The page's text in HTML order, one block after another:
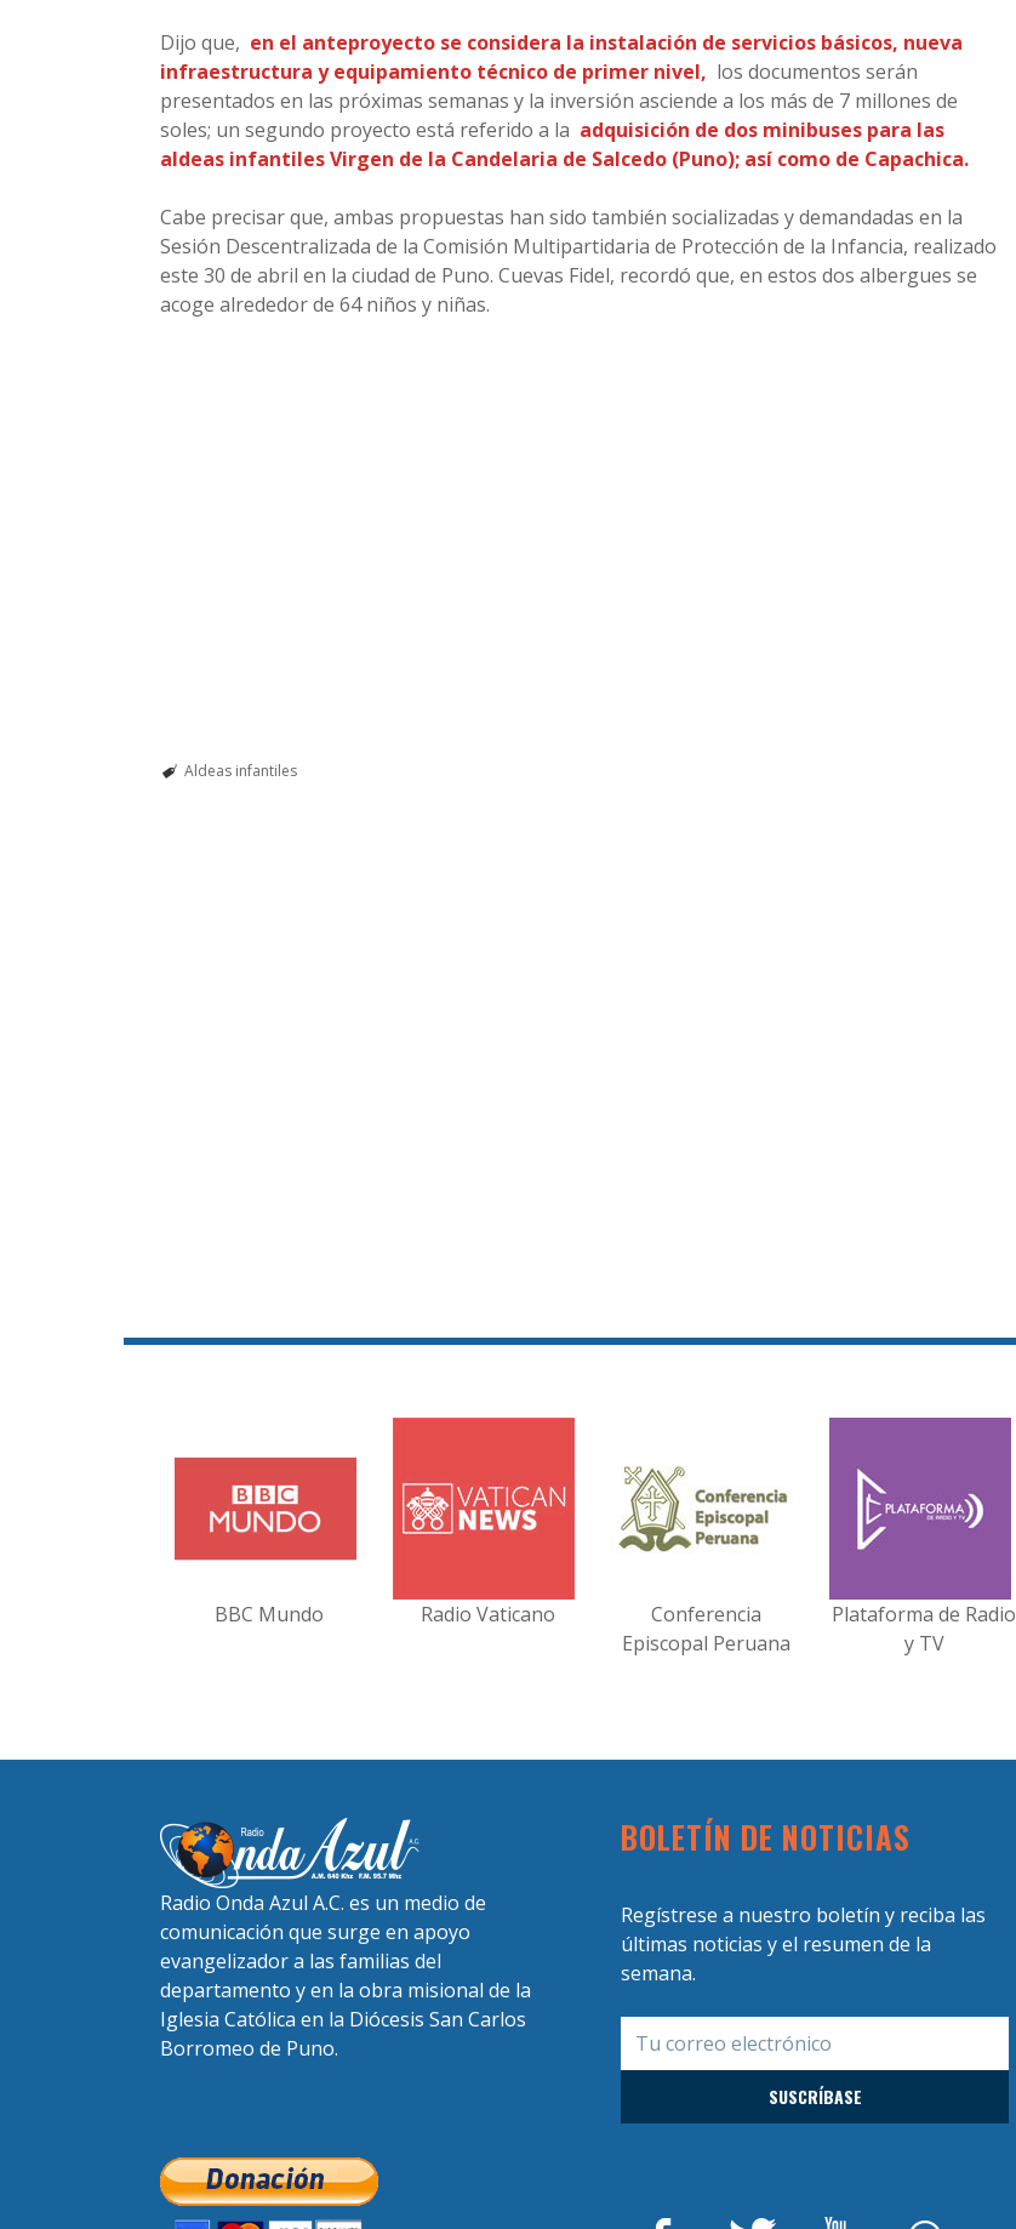
Dijo que, en el anteproyecto se considera la instalación de servicios básicos, nueva
infraestructura y equipamiento técnico de primer nivel, los documentos serán
presentados en las próximas semanas y la inversión asciende a los más de 7 millones de
soles; un segundo proyecto está referido a la adquisición de dos minibuses para las
aldeas infantiles Virgen de la Candelaria de Salcedo (Puno); así como de Capachica.
Cabe precisar que, ambas propuestas han sido también socializadas y demandadas en la
Sesión Descentralizada de la Comisión Multipartidaria de Protección de la Infancia, realizado
este 30 de abril en la ciudad de Puno. Cuevas Fidel, recordó que, en estos dos albergues se
acoge alrededor de 64 niños y niñas.
Aldeas infantiles
BBC Mundo Radio Vaticano
Conferencia
Episcopal Peruana
Plataforma de Radio
y TV
Radio Onda Azul A.C. es un medio de
comunicación que surge en apoyo
evangelizador a las familias del
departamento y en la obra misional de la
Iglesia Católica en la Diócesis San Carlos
Borromeo de Puno.
BOLETÍN DE NOTICIAS
Regístrese a nuestro boletín y reciba las
últimas noticias y el resumen de la
semana.